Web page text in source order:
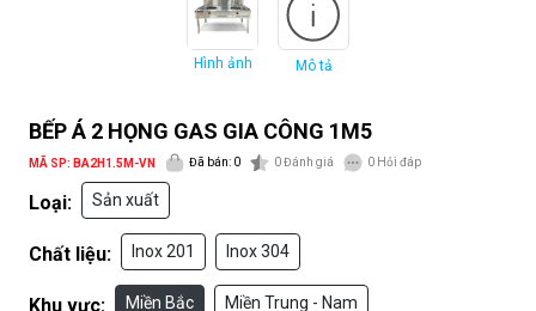
Hình ảnh Mô tả
BẾP Á 2 HỌNG GAS GIA CÔNG 1M5
MÃ SP: BA2H1.5M-VN Đã bán: 0 0Đánh giá 0 Hỏi đáp
Loại: Sản xuất
Chất liệu: Inox 201 Inox 304
Khu vực: Miền Bắc Miền Trung - Nam